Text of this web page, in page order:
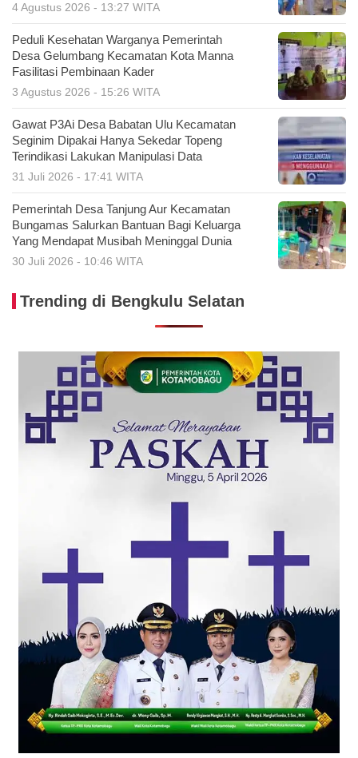
4 Agustus 2026 - 13:27 WITA
Peduli Kesehatan Warganya Pemerintah
Desa Gelumbang Kecamatan Kota Manna
Fasilitasi Pembinaan Kader
3 Agustus 2026 - 15:26 WITA
Gawat P3Ai Desa Babatan Ulu Kecamatan
Seginim Dipakai Hanya Sekedar Topeng
Terindikasi Lakukan Manipulasi Data
31 Juli 2026 - 17:41 WITA
Pemerintah Desa Tanjung Aur Kecamatan
Bungamas Salurkan Bantuan Bagi Keluarga
Yang Mendapat Musibah Meninggal Dunia
30 Juli 2026 - 10:46 WITA
Trending di Bengkulu Selatan